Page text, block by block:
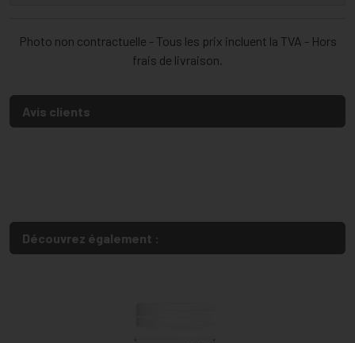
Photo non contractuelle - Tous les prix incluent la TVA - Hors
frais de livraison.
Avis clients
Découvrez également :